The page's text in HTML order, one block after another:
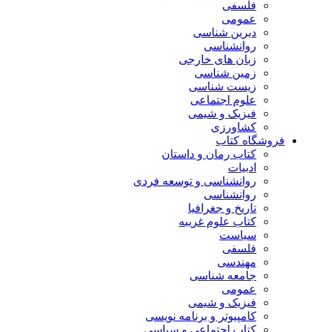
فلسفی
عمومی
دیرین شناسی
روانشناسی
زبان های خارجی
زمین شناسی
زیست شناسی
علوم اجتماعی
فیزیک و شیمی
کشاورزی
فروشگاه کتاب
کتاب رمان و داستان
ادبیات
روانشناسی و توسعه فردی
روانشناسی
تاریخ و جغرافیا
کتاب علوم غریبه
سیاست
فلسفی
مهندسی
جامعه شناسی
عمومی
فیزیک و شیمی
کامپیوتر و برنامه نویسی
کتاب اجتماعی و سیاسی